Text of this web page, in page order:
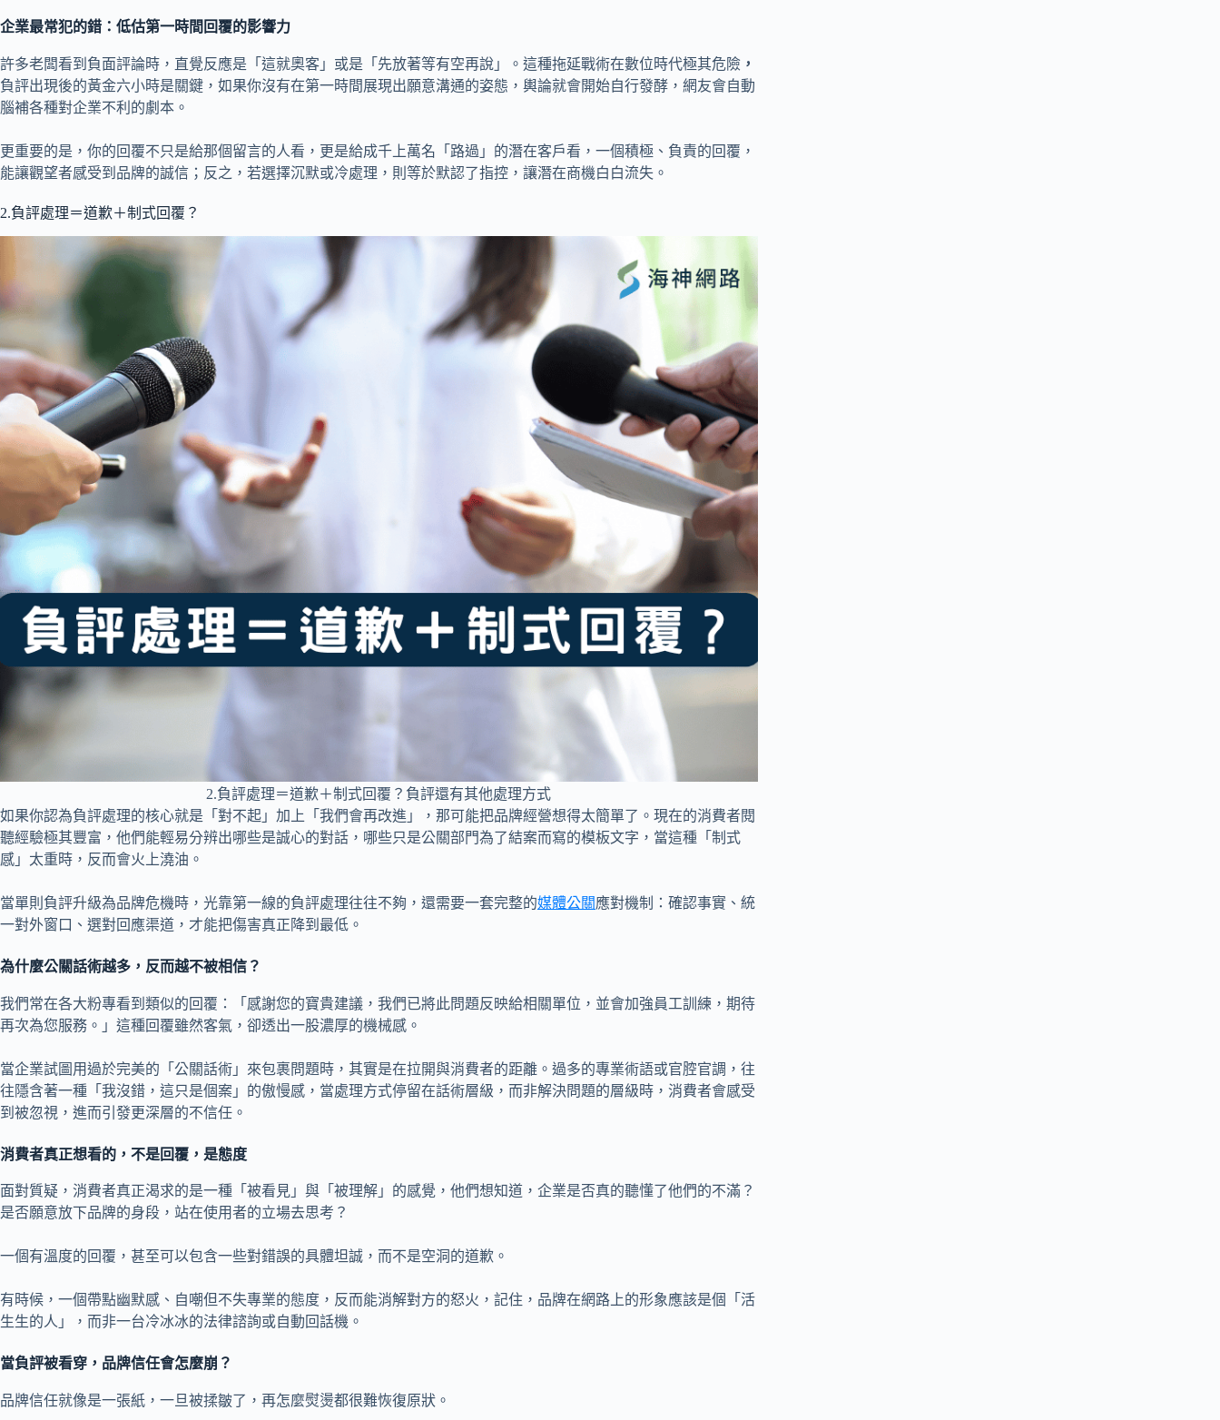
企業最常犯的錯：低估第一時間回覆的影響力
許多老闆看到負面評論時，直覺反應是「這就奧客」或是「先放著等有空再說」。這種拖延戰術在數位時代極其危險 ，
負評出現後的黃金六小時是關鍵，如果你沒有在第一時間展現出願意溝通的姿態，輿論就會開始自行發酵，網友會自動
腦補各種對企業不利的劇本。
更重要的是，你的回覆不只是給那個留言的人看，更是給成千上萬名「路過」的潛在客戶看，一個積極、負責的回覆，
能讓觀望者感受到品牌的誠信；反之，若選擇沉默或冷處理，則等於默認了指控，讓潛在商機白白流失。
2.負評處理＝道歉＋制式回覆？
2.負評處理＝道歉＋制式回覆？負評還有其他處理方式
如果你認為負評處理的核心就是「對不起」加上「我們會再改進」，那可能把品牌經營想得太簡單了。現在的消費者閱
聽經驗極其豐富，他們能輕易分辨出哪些是誠心的對話，哪些只是公關部門為了結案而寫的模板文字，當這種「制式
感」太重時，反而會火上澆油。
當單則負評升級為品牌危機時，光靠第一線的負評處理往往不夠，還需要一套完整的媒體公關應對機制：確認事實、統
一對外窗口、選對回應渠道，才能把傷害真正降到最低。
為什麼公關話術越多，反而越不被相信？
我們常在各大粉專看到類似的回覆：「感謝您的寶貴建議，我們已將此問題反映給相關單位，並會加強員工訓練，期待
再次為您服務。」這種回覆雖然客氣，卻透出一股濃厚的機械感。
當企業試圖用過於完美的「公關話術」來包裹問題時，其實是在拉開與消費者的距離。過多的專業術語或官腔官調，往
往隱含著一種「我沒錯，這只是個案」的傲慢感，當處理方式停留在話術層級，而非解決問題的層級時，消費者會感受
到被忽視，進而引發更深層的不信任。
消費者真正想看的，不是回覆，是態度
面對質疑，消費者真正渴求的是一種「被看見」與「被理解」的感覺，他們想知道，企業是否真的聽懂了他們的不滿？
是否願意放下品牌的身段，站在使用者的立場去思考？
一個有溫度的回覆，甚至可以包含一些對錯誤的具體坦誠，而不是空洞的道歉。
有時候，一個帶點幽默感、自嘲但不失專業的態度，反而能消解對方的怒火，記住，品牌在網路上的形象應該是個「活
生生的人」，而非一台冷冰冰的法律諮詢或自動回話機。
當負評被看穿，品牌信任會怎麼崩？
品牌信任就像是一張紙，一旦被揉皺了，再怎麼熨燙都很難恢復原狀。